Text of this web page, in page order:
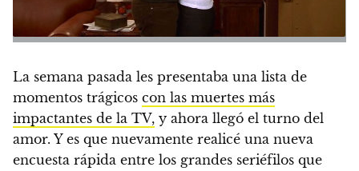
La semana pasada les presentaba una lista de
momentos trágicos con las muertes más
impactantes de la TV, y ahora llegó el turno del
amor. Y es que nuevamente realicé una nueva
encuesta rápida entre los grandes seriéfilos que